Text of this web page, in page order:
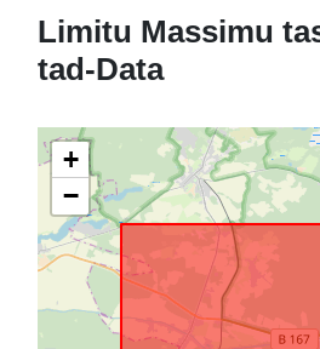
Limitu Massimu
tad-Data
+
−